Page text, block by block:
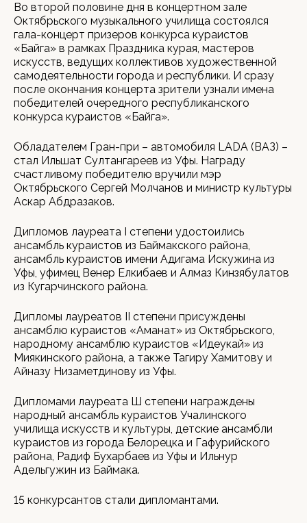
Во второй половине дня в концертном зале
Октябрьского музыкального училища состоялся
гала-концерт призеров конкурса кураистов
«Байга» в рамках Праздника курая, мастеров
искусств, ведущих коллективов художественной
самодеятельности города и республики. И сразу
после окончания концерта зрители узнали имена
победителей очередного республиканского
конкурса кураистов «Байга».
Обладателем Гран-при – автомобиля LADA (ВАЗ) –
стал Ильшат Султангареев из Уфы. Награду
счастливому победителю вручили мэр
Октябрьского Сергей Молчанов и министр культуры
Аскар Абдразаков.
Дипломов лауреата I степени удостоились
ансамбль кураистов из Баймакского района,
ансамбль кураистов имени Адигама Искужина из
Уфы, уфимец Венер Елкибаев и Алмаз Кинзябулатов
из Кугарчинского района.
Дипломы лауреатов II степени присуждены
ансамблю кураистов «Аманат» из Октябрьского,
народному ансамблю кураистов «Идеукай» из
Миякинского района, а также Тагиру Хамитову и
Айназу Низаметдинову из Уфы.
Дипломами лауреата Ш степени награждены
народный ансамбль кураистов Учалинского
училища искусств и культуры, детские ансамбли
кураистов из города Белорецка и Гафурийского
района, Радиф Бухарбаев из Уфы и Ильнур
Адельгужин из Баймака.
15 конкурсантов стали дипломантами.